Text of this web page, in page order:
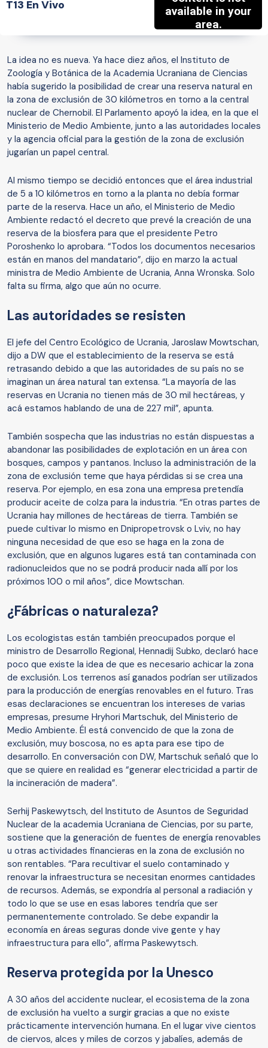
T13 En Vivo
La idea no es nueva. Ya hace diez años, el Instituto de
Zoología y Botánica de la Academia Ucraniana de Ciencias
había sugerido la posibilidad de crear una reserva natural en
la zona de exclusión de 30 kilómetros en torno a la central
nuclear de Chernobil. El Parlamento apoyó la idea, en la que el
Ministerio de Medio Ambiente, junto a las autoridades locales
y la agencia oficial para la gestión de la zona de exclusión
jugarían un papel central.
Al mismo tiempo se decidió entonces que el área industrial
de 5 a 10 kilómetros en torno a la planta no debía formar
parte de la reserva. Hace un año, el Ministerio de Medio
Ambiente redactó el decreto que prevé la creación de una
reserva de la biosfera para que el presidente Petro
Poroshenko lo aprobara. “Todos los documentos necesarios
están en manos del mandatario”, dijo en marzo la actual
ministra de Medio Ambiente de Ucrania, Anna Wronska. Solo
falta su firma, algo que aún no ocurre.
Las autoridades se resisten
El jefe del Centro Ecológico de Ucrania, Jaroslaw Mowtschan,
dijo a DW que el establecimiento de la reserva se está
retrasando debido a que las autoridades de su país no se
imaginan un área natural tan extensa. “La mayoría de las
reservas en Ucrania no tienen más de 30 mil hectáreas, y
acá estamos hablando de una de 227 mil”, apunta.
También sospecha que las industrias no están dispuestas a
abandonar las posibilidades de explotación en un área con
bosques, campos y pantanos. Incluso la administración de la
zona de exclusión teme que haya pérdidas si se crea una
reserva. Por ejemplo, en esa zona una empresa pretendía
producir aceite de colza para la industria. “En otras partes de
Ucrania hay millones de hectáreas de tierra. También se
puede cultivar lo mismo en Dnipropetrovsk o Lviv, no hay
ninguna necesidad de que eso se haga en la zona de
exclusión, que en algunos lugares está tan contaminada con
radionucleidos que no se podrá producir nada allí por los
próximos 100 o mil años”, dice Mowtschan.
¿Fábricas o naturaleza?
Los ecologistas están también preocupados porque el
ministro de Desarrollo Regional, Hennadij Subko, declaró hace
poco que existe la idea de que es necesario achicar la zona
de exclusión. Los terrenos así ganados podrían ser utilizados
para la producción de energías renovables en el futuro. Tras
esas declaraciones se encuentran los intereses de varias
empresas, presume Hryhori Martschuk, del Ministerio de
Medio Ambiente. Él está convencido de que la zona de
exclusión, muy boscosa, no es apta para ese tipo de
desarrollo. En conversación con DW, Martschuk señaló que lo
que se quiere en realidad es “generar electricidad a partir de
la incineración de madera”.
Serhij Paskewytsch, del Instituto de Asuntos de Seguridad
Nuclear de la academia Ucraniana de Ciencias, por su parte,
sostiene que la generación de fuentes de energía renovables
u otras actividades financieras en la zona de exclusión no
son rentables. “Para recultivar el suelo contaminado y
renovar la infraestructura se necesitan enormes cantidades
de recursos. Además, se expondría al personal a radiación y
todo lo que se use en esas labores tendría que ser
permanentemente controlado. Se debe expandir la
economía en áreas seguras donde vive gente y hay
infraestructura para ello”, afirma Paskewytsch.
Reserva protegida por la Unesco
A 30 años del accidente nuclear, el ecosistema de la zona
de exclusión ha vuelto a surgir gracias a que no existe
prácticamente intervención humana. En el lugar vive cientos
de ciervos, alces y miles de corzos y jabalíes, además de